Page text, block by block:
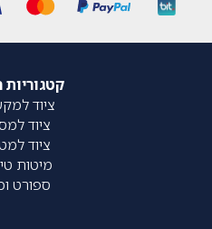
ציוד
ציוד
ציוד
מיטות
ספורט